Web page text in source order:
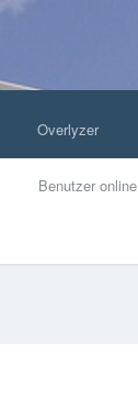
Benutzer online
Overlyzer